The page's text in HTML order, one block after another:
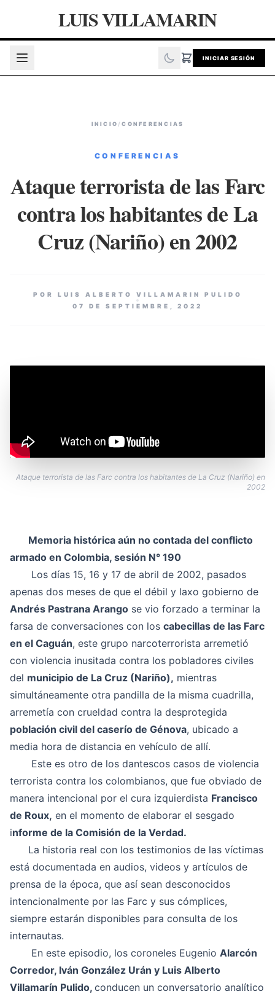
LUIS VILLAMARIN
INICIAR SESIÓN
INICIO /CONFERENCIAS
CONFERENCIAS
Ataque terrorista de las Farc
contra los habitantes de La
Cruz (Nariño) en 2002
POR LUIS ALBERTO VILLAMARIN PULIDO
07 DE SEPTIEMBRE, 2022
Ataque terrorista de las Farc contra los habitantes de La Cruz (Nariño) en
2002
Memoria histórica aún no contada del conflicto
armado en Colombia, sesión N° 190
Los días 15, 16 y 17 de abril de 2002, pasados
apenas dos meses de que el débil y laxo gobierno de
Andrés Pastrana Arango se vio forzado a terminar la
farsa de conversaciones con los cabecillas de las Farc
en el Caguán, este grupo narcoterrorista arremetió
con violencia inusitada contra los pobladores civiles
del municipio de La Cruz (Nariño), mientras
simultáneamente otra pandilla de la misma cuadrilla,
arremetía con crueldad contra la desprotegida
población civil del caserío de Génova, ubicado a
media hora de distancia en vehículo de allí.
Este es otro de los dantescos casos de violencia
terrorista contra los colombianos, que fue obviado de
manera intencional por el cura izquierdista Francisco
de Roux, en el momento de elaborar el sesgado
informe de la Comisión de la Verdad.
La historia real con los testimonios de las víctimas
está documentada en audios, videos y artículos de
prensa de la época, que así sean desconocidos
intencionalmente por las Farc y sus cómplices,
siempre estarán disponibles para consulta de los
internautas.
En este episodio, los coroneles Eugenio Alarcón
Corredor, Iván González Urán y Luis Alberto
Villamarín Pulido, conducen un conversatorio analítico